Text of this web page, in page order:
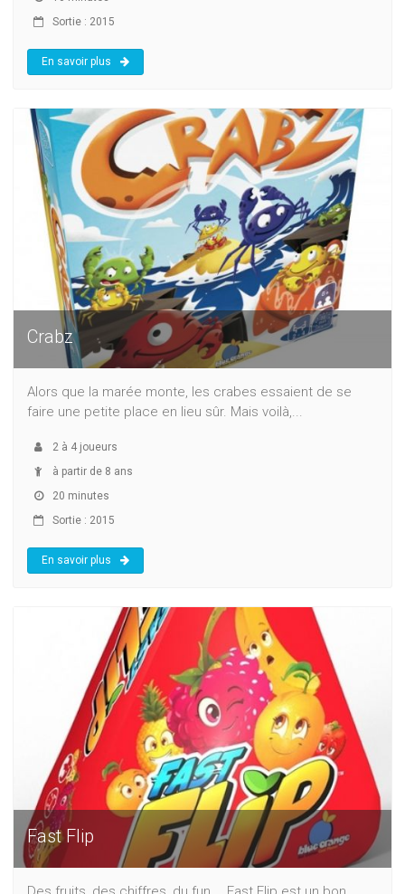
Sortie : 2015
En savoir plus
Crabz
Alors que la marée monte, les crabes essaient de se
faire une petite place en lieu sûr. Mais voilà,...
2 à 4 joueurs
à partir de 8 ans
20 minutes
Sortie : 2015
En savoir plus
Fast Flip